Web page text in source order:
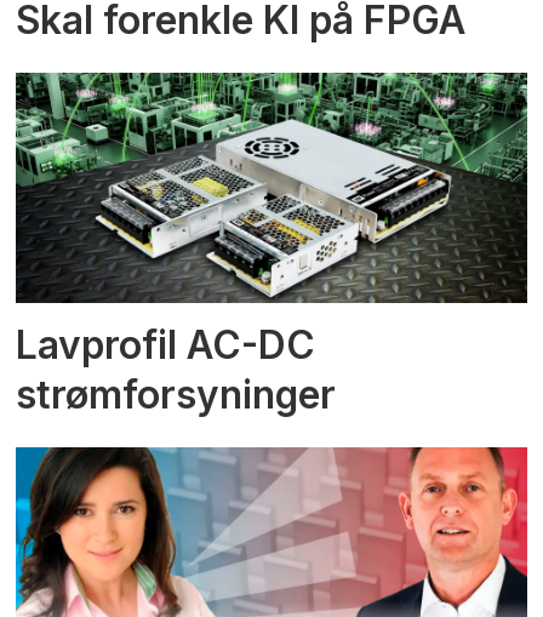
Skal forenkle KI på FPGA
Lavprofil AC-DC
strømforsyninger